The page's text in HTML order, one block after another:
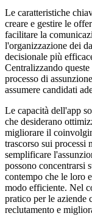
Le caratteristiche
creare e gestire le
facilitare la
l'organizzazione dei
decisionale più
Centralizzando
processo di
assumere candidati
Le capacità dell'app
che desiderano
migliorare il
trascorso sui processi
semplificare
possono concentrarsi
contempo che le loro
modo efficiente. Nel
pratico per le aziende
reclutamento e